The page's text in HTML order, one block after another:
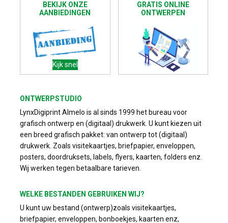
BEKIJK ONZE
AANBIEDINGEN
Kijk snel
GRATIS ONLINE
ONTWERPEN
ONTWERPSTUDIO
LynxDigiprint Almelo is al sinds 1999 het bureau voor
grafisch ontwerp en (digitaal) drukwerk. U kunt kiezen uit
een breed grafisch pakket: van ontwerp tot (digitaal)
drukwerk. Zoals visitekaartjes, briefpapier, enveloppen,
posters, doordruksets, labels, flyers, kaarten, folders enz.
Wij werken tegen betaalbare tarieven.
WELKE BESTANDEN GEBRUIKEN WIJ?
U kunt uw bestand (ontwerp)zoals visitekaartjes,
briefpapier, enveloppen, bonboekjes, kaarten enz,